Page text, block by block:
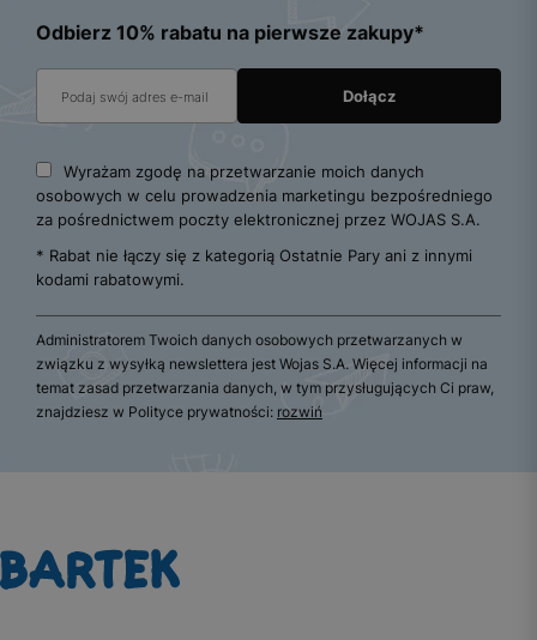
Odbierz 10% rabatu na pierwsze zakupy*
Wyrażam zgodę na przetwarzanie moich danych
osobowych w celu prowadzenia marketingu bezpośredniego
za pośrednictwem poczty elektronicznej przez WOJAS S.A.
* Rabat nie łączy się z kategorią Ostatnie Pary ani z innymi
kodami rabatowymi.
Administratorem Twoich danych osobowych przetwarzanych w
związku z wysyłką newslettera jest Wojas S.A. Więcej informacji na
temat zasad przetwarzania danych, w tym przysługujących Ci praw,
znajdziesz w Polityce prywatności: rozwiń